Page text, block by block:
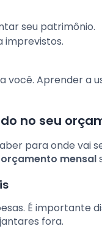
seu patrimônio.
imprevistos.
você. Aprender a
no seu
para onde vai
orçamento mensal
É importante
fora.